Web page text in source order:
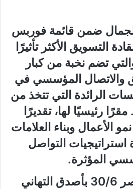
ضمن قائمة فوربس
التسويق الأكثر تأثيرًا
تضم نخبة من كبار
والاتصال المؤسسي في
الرائدة التي تتخذ من
رئيسيًا لها، تقديرًا
الأعمال وبناء العلامات
استراتيجيات التواصل
المؤثرة.
30/6 بأصدق التهاني